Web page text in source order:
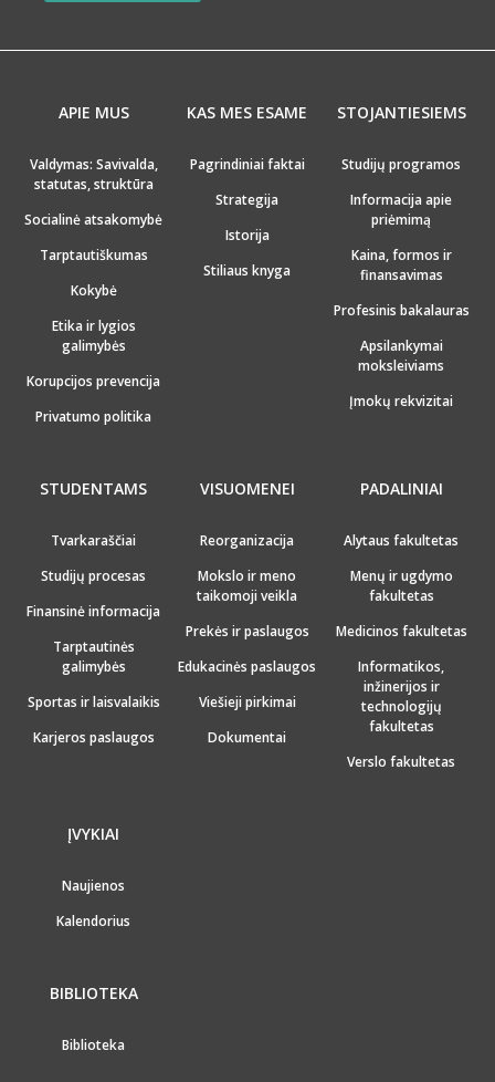
APIE MUS
Valdymas: Savivalda,
statutas, struktūra
Socialinė atsakomybė
Tarptautiškumas
Kokybė
Etika ir lygios
galimybės
Korupcijos prevencija
Privatumo politika
KAS MES ESAME
Pagrindiniai faktai
Strategija
Istorija
Stiliaus knyga
STOJANTIESIEMS
Studijų programos
Informacija apie
priėmimą
Kaina, formos ir
finansavimas
Profesinis bakalauras
Apsilankymai
moksleiviams
Įmokų rekvizitai
STUDENTAMS
Tvarkaraščiai
Studijų procesas
Finansinė informacija
Tarptautinės
galimybės
Sportas ir laisvalaikis
Karjeros paslaugos
VISUOMENEI
Reorganizacija
Mokslo ir meno
taikomoji veikla
Prekės ir paslaugos
Edukacinės paslaugos
Viešieji pirkimai
Dokumentai
PADALINIAI
Alytaus fakultetas
Menų ir ugdymo
fakultetas
Medicinos fakultetas
Informatikos,
inžinerijos ir
technologijų
fakultetas
Verslo fakultetas
ĮVYKIAI
Naujienos
Kalendorius
BIBLIOTEKA
Biblioteka